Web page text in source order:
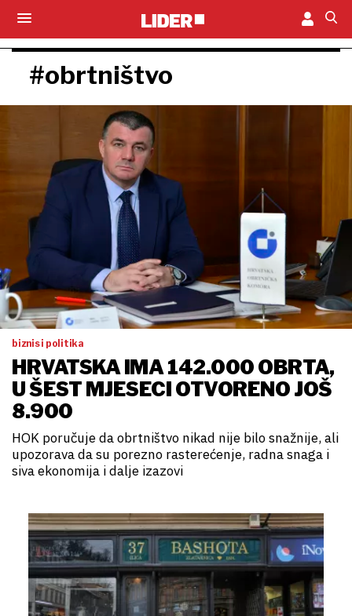
#obrtništvo
biznis i politika
HRVATSKA IMA 142.000 OBRTA,
U ŠEST MJESECI OTVORENO JOŠ
8.900
HOK poručuje da obrtništvo nikad nije bilo snažnije, ali
upozorava da su porezno rasterećenje, radna snaga i
siva ekonomija i dalje izazovi